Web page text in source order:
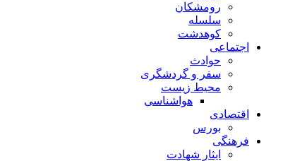
رومشکان
سلسله
کوهدشت
اجتماعی
حوادث
سفر و گردشگری
محیط زیست
هواشناسی
اقتصادی
بورس
فرهنگی
ایثار شهادت